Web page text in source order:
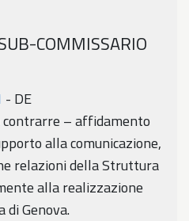
COMMISSARIO
- DE
– affidamento
alla comunicazione,
relazioni della Struttura
alla realizzazione
di Genova.